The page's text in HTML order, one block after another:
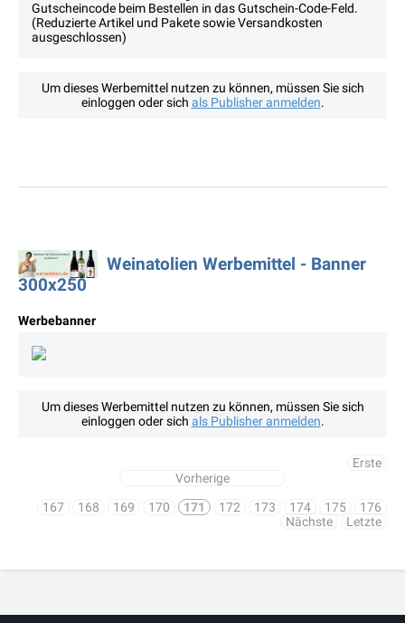
Gutscheincode beim Bestellen in das Gutschein-Code-Feld.
(Reduzierte Artikel und Pakete sowie Versandkosten
ausgeschlossen)
Um dieses Werbemittel nutzen zu können, müssen Sie sich
einloggen oder sich als Publisher anmelden.
Weinatolien Werbemittel - Banner
300x250
Werbebanner
Um dieses Werbemittel nutzen zu können, müssen Sie sich
einloggen oder sich als Publisher anmelden.
Erste
Vorherige
167
168 169 170 171 172 173 174 175
176
Nächste
Letzte